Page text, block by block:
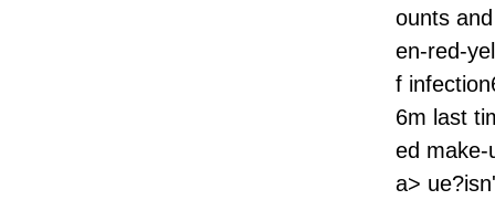
ounts
en-red-
f
6m last
ed make-
a>